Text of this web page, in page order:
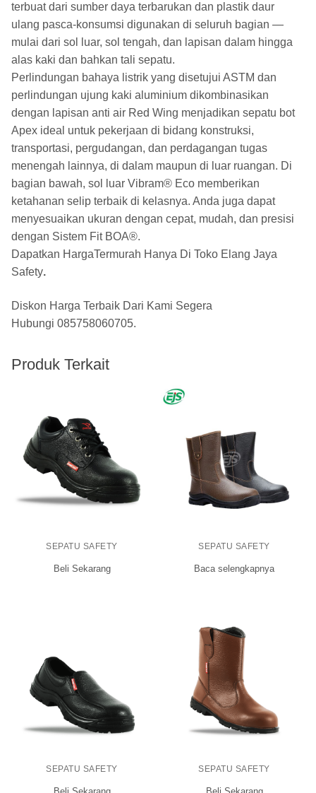
terbuat dari sumber daya terbarukan dan plastik daur
ulang pasca-konsumsi digunakan di seluruh bagian —
mulai dari sol luar, sol tengah, dan lapisan dalam hingga
alas kaki dan bahkan tali sepatu.
Perlindungan bahaya listrik yang disetujui ASTM dan
perlindungan ujung kaki aluminium dikombinasikan
dengan lapisan anti air Red Wing menjadikan sepatu bot
Apex ideal untuk pekerjaan di bidang konstruksi,
transportasi, pergudangan, dan perdagangan tugas
menengah lainnya, di dalam maupun di luar ruangan. Di
bagian bawah, sol luar Vibram® Eco memberikan
ketahanan selip terbaik di kelasnya. Anda juga dapat
menyesuaikan ukuran dengan cepat, mudah, dan presisi
dengan Sistem Fit BOA®.
Dapatkan HargaTermurah Hanya Di Toko Elang Jaya
Safety.
Diskon Harga Terbaik Dari Kami Segera
Hubungi 085758060705.
Produk Terkait
SEPATU SAFETY
Beli Sekarang
SEPATU SAFETY
Baca selengkapnya
SEPATU SAFETY SEPATU SAFETY